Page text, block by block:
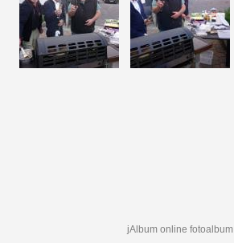
jAlbum online fotoalbum